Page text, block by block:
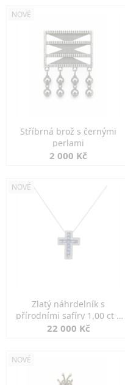
NOVÉ
Stříbrná brož s černými
perlami
2 000 Kč
NOVÉ
Zlatý náhrdelník s
přírodními safíry 1,00 ct a
diamanty
22 000 Kč
NOVÉ